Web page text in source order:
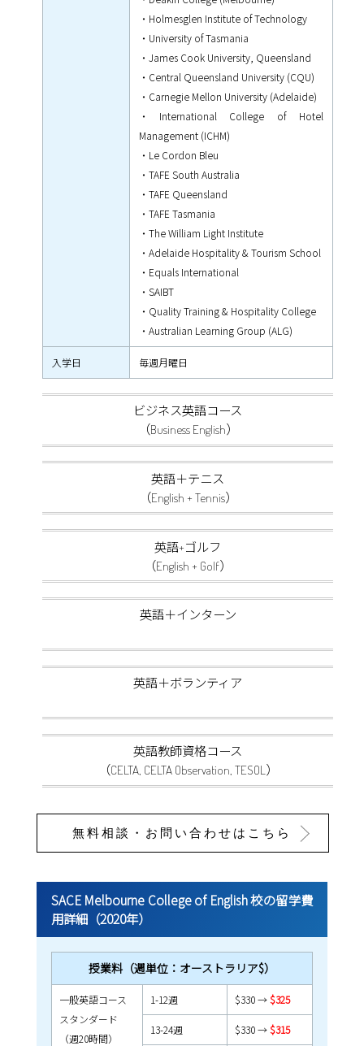
・Holmesglen Institute of Technology
・University of Tasmania
・James Cook University, Queensland
・Central Queensland University (CQU)
・Carnegie Mellon University (Adelaide)
・International College of Hotel
Management (ICHM)
・Le Cordon Bleu
・TAFE South Australia
・TAFE Queensland
・TAFE Tasmania
・The William Light Institute
・Adelaide Hospitality & Tourism School
・Equals International
・SAIBT
・Quality Training & Hospitality College
・Australian Learning Group (ALG)
入学日 毎週月曜日
ビジネス英語コース
（Business English）
英語＋テニス
（English + Tennis）
英語+ゴルフ
（English + Golf）
英語＋インターン
英語＋ボランティア
英語教師資格コース
（CELTA, CELTA Observation, TESOL）
無料相談・お問い合わせはこちら
SACE Melbourne College of English 校の留学費
用詳細（2020年）
授業料（週単位：オーストラリア$）
一般英語コース
スタンダード
（週20時間）
1-12週 $330 →$325
13-24週 $330 →$315